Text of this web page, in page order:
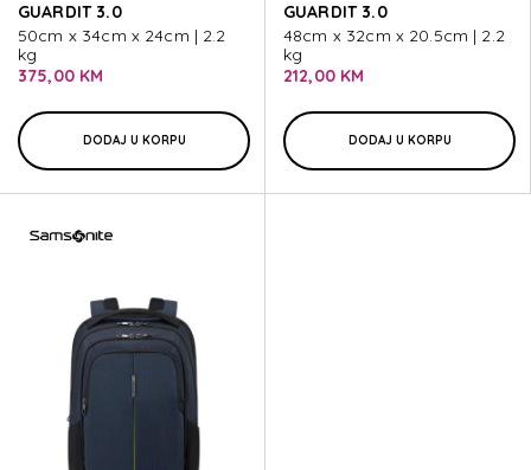
GUARDIT 3.0
50cm x 34cm x 24cm | 2.2
kg
375,00 KM
DODAJ U KORPU
GUARDIT 3.0
48cm x 32cm x 20.5cm | 2.2
kg
212,00 KM
DODAJ U KORPU